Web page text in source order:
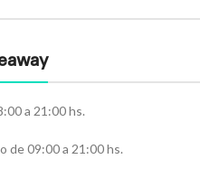
a 21:00 hs.
de 09:00 a 21:00 hs.